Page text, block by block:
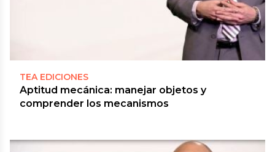
TEA EDICIONES
Aptitud mecánica: manejar objetos y
comprender los mecanismos